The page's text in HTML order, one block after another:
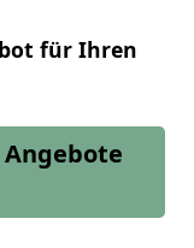
für Ihren